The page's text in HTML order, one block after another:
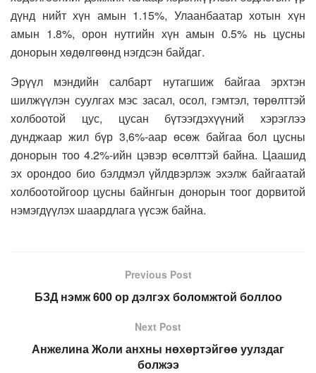
дүнд нийт хүн амын 1.15%, Улаанбаатар хотын хүн
амын 1.8%, орон нутгийн хүн амын 0.5% нь цусны
донорын хөдөлгөөнд нэгдсэн байдаг.
Эрүүл мэндийн салбарт нутагшиж байгаа эрхтэн
шилжүүлэн суулгах мэс засал, осол, гэмтэл, төрөлттэй
холбоотой цус, цусан бүтээгдэхүүний хэрэглээ
дунджаар жил бүр 3,6%-аар өсөж байгаа бол цусны
донорын тоо 4.2%-ийн цэвэр өсөлттэй байна. Цаашид
эх орондоо био бэлдмэл үйлдвэрлэж эхэлж байгаатай
холбоотойгоор цусны байнгын донорын тоог дорвитой
нэмэгдүүлэх шаардлага үүсэж байна.
Previous Post
БЗД нэмж 600 ор дэлгэх боломжтой боллоо
Next Post
Анжелина Жоли анхны нөхөртэйгөө уулздаг
болжээ